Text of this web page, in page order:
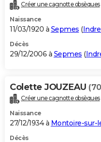
Créer une cagnotte obsèques
Naissance
11/03/1920 à Sepmes (
Décès
29/12/2006 à Sepmes (
Colette JOUZEAU
Créer une cagnotte obsèques
Naissance
27/12/1934 à Montoire-sur-
Décès